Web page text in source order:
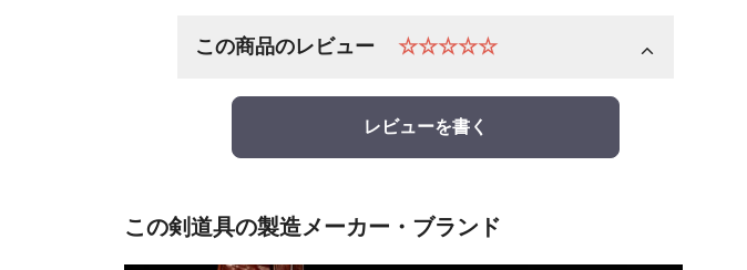
この商品のレビュー ☆☆☆☆☆
レビューを書く
この剣道具の製造メーカー・ブランド